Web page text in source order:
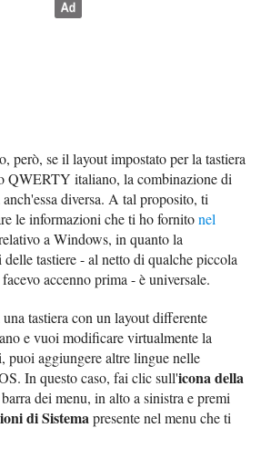
però, se il layout impostato per la tastiera
QWERTY italiano, la combinazione di
anch'essa diversa. A tal proposito, ti
le informazioni che ti ho fornitonel
a Windows, in quanto la
tastiere - al netto di qualche piccola
accenno prima - è universale.
una tastiera con un layout differente
e vuoi modificare virtualmente la
puoi aggiungere altre lingue nelle
In questo caso, fai clic sull'icona della
dei menu, in alto a sinistra e premi
di Sistemapresente nel menu che ti